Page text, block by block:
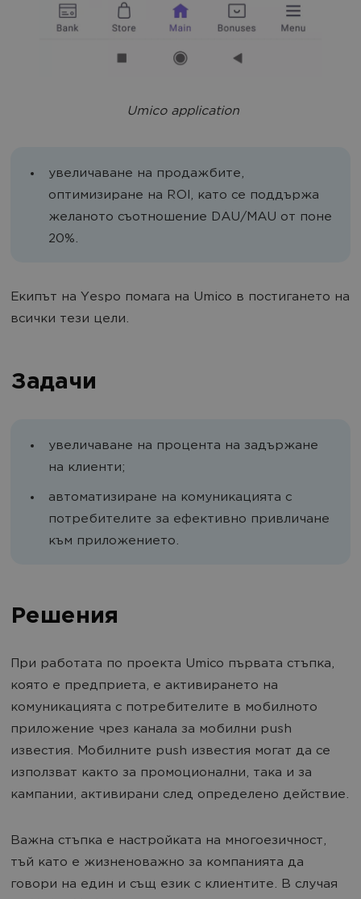
Umico application
увеличаване на продажбите,
оптимизиране на ROI, като се поддържа
желаното съотношение DAU/MAU от поне
20%.
Екипът на Yespo помага на Umico в постигането на
всички тези цели.
Задачи
увеличаване на процента на задържане
на клиенти;
автоматизиране на комуникацията с
потребителите за ефективно привличане
към приложението.
Решения
При работата по проекта Umico първата стъпка,
която е предприета, е активирането на
комуникацията с потребителите в мобилното
приложение чрез канала за мобилни push
известия. Мобилните push известия могат да се
използват както за промоционални, така и за
кампании, активирани след определено действие.
Важна стъпка е настройката на многоезичност,
тъй като е жизненоважно за компанията да
говори на един и същ език с клиентите. В случая